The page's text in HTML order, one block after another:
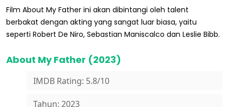
Film About My Father ini akan dibintangi oleh talent
berbakat dengan akting yang sangat luar biasa, yaitu
seperti Robert De Niro, Sebastian Maniscalco dan Leslie Bibb.
About My Father (2023)
IMDB Rating: 5.8/10
Tahun: 2023